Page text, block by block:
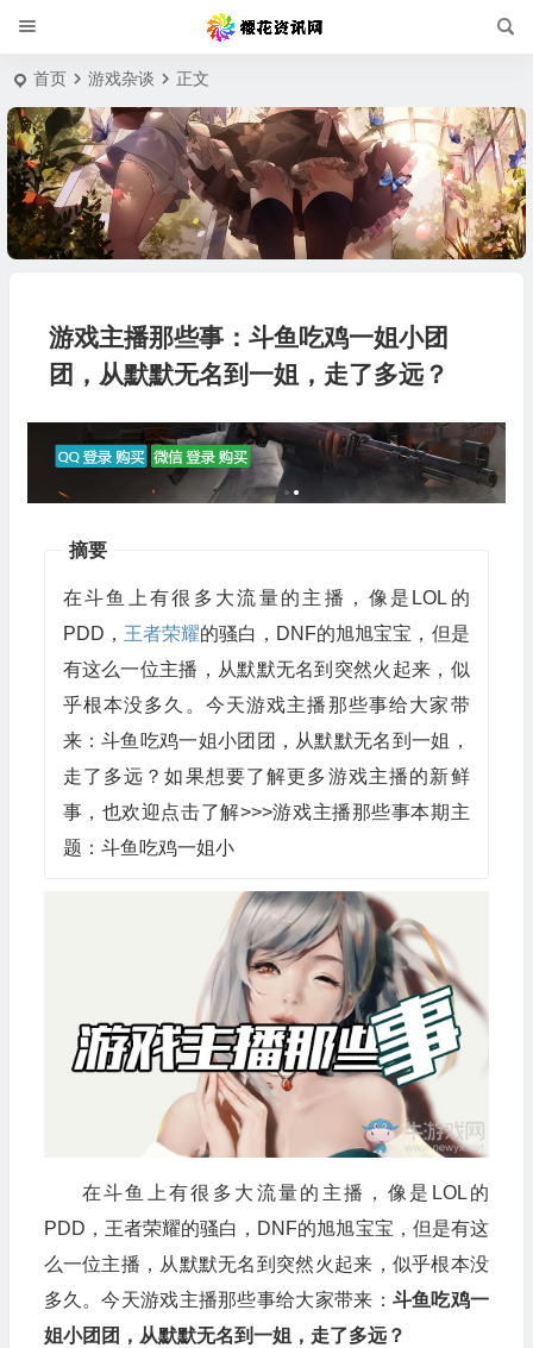
首页 游戏杂谈 正文
游戏主播那些事：斗鱼吃鸡一姐小团
团，从默默无名到一姐，走了多远？
摘要
在斗鱼上有很多大流量的主播，像是LOL的
PDD， 王者荣耀的骚白，DNF的旭旭宝宝，但是
有这么一位主播，从默默无名到突然火起来，似
乎根本没多久。今天游戏主播那些事给大家带
来：斗鱼吃鸡一姐小团团，从默默无名到一姐，
走了多远？如果想要了解更多游戏主播的新鲜
事，也欢迎点击了解>>>游戏主播那些事本期主
题：斗鱼吃鸡一姐小
在斗鱼上有很多大流量的主播，像是LOL的
PDD，王者荣耀的骚白，DNF的旭旭宝宝，但是有这
么一位主播，从默默无名到突然火起来，似乎根本没
多久。今天游戏主播那些事给大家带来： 斗鱼吃鸡一
姐小团团，从默默无名到一姐，走了多远？